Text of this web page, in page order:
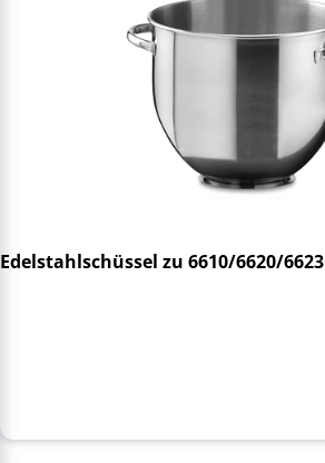
Edelstahlschüssel zu 6610/6620/6623